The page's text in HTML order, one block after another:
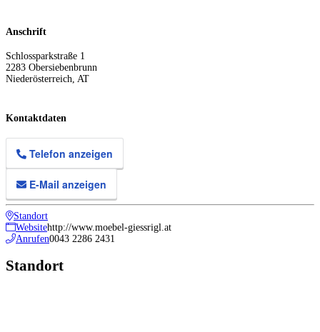
Anschrift
Schlossparkstraße 1
2283 Obersiebenbrunn
Niederösterreich, AT
Kontaktdaten
Telefon anzeigen
E-Mail anzeigen
Standort
Websitehttp://www.moebel-giessrigl.at
Anrufen0043 2286 2431
Standort